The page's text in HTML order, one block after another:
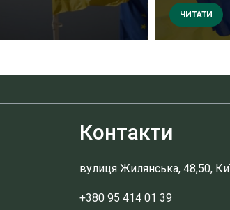
ЧИТАТИ
Контакти
вулиця Жилянська, 48,50,
+380 95 414 01 39